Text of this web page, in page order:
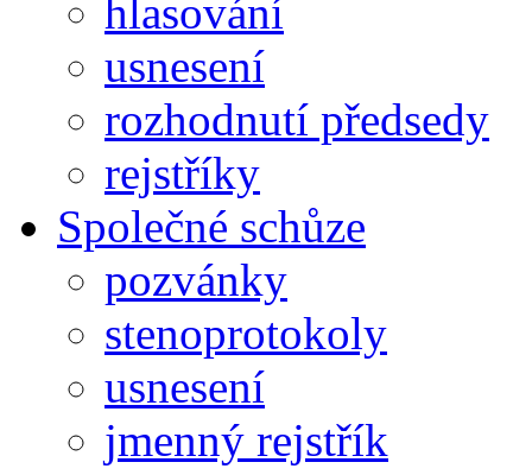
hlasování
usnesení
rozhodnutí předsedy
rejstříky
Společné schůze
pozvánky
stenoprotokoly
usnesení
jmenný rejstřík